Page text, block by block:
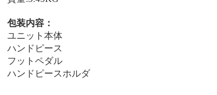
包装内容：
ユニット本体
ハンドピース
フットペダル
ハンドピースホルダ